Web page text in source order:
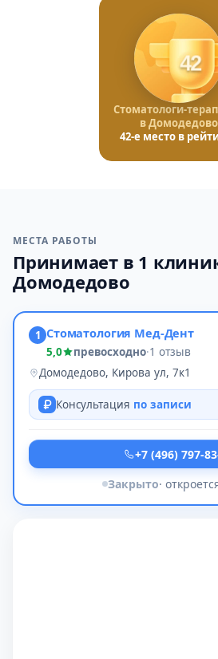
42
Стоматологи-
в Домодедово
42-е место в
МЕСТА РАБОТЫ
Принимает в 1
Домодедово
1 Стоматология Мед-Дент
5,0 превосходно·1 отзыв
Домодедово, Кирова ул, 7к1
Консультация по записи
+7 (496) 797-
Закрыто·